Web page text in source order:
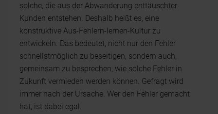
solche, die aus der Abwanderung enttäuschter
Kunden entstehen. Deshalb heißt es, eine
konstruktive Aus-Fehlern-lernen-Kultur zu
entwickeln. Das bedeutet, nicht nur den Fehler
schnellstmöglich zu beseitigen, sondern auch,
gemeinsam zu besprechen, wie solche Fehler in
Zukunft vermieden werden können. Gefragt wird
immer nach der Ursache. Wer den Fehler gemacht
hat, ist dabei egal.